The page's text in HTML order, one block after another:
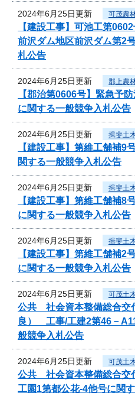
2024年6月25日更新 可茂農
【建設工事】可池工第
前沢ダム地区前沢ダム第2
札公告
2024年6月25日更新 郡上農
【郡治第0606号】緊急予
に関する一般競争入札公告
2024年6月25日更新 揖斐土
【建設工事】第維工舗補
関する一般競争入札公告
2024年6月25日更新 揖斐土
【建設工事】第維工舗補
に関する一般競争入札公告
2024年6月25日更新 揖斐土
【建設工事】第維工舗
に関する一般競争入札公告
2024年6月25日更新 可茂土
公共 社会資本整備総合交
良） 工事/工建2第46－
般競争入札公告
2024年6月25日更新 可茂土
公共 社会資本整備総合交
工園1第都公花-4他号に関